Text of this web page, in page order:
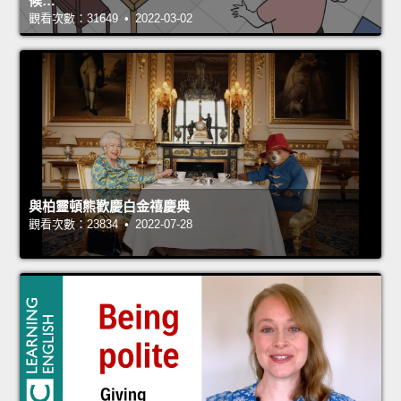
觀看次數：31649 • 2022-03-02
與柏靈頓熊歡慶白金禧慶典
觀看次數：23834 • 2022-07-28